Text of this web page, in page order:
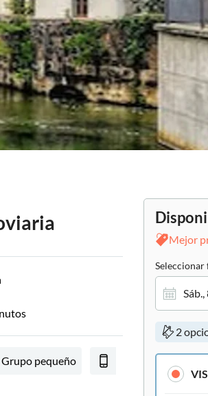
Grupo pequeño
Mejor
Seleccionar
2